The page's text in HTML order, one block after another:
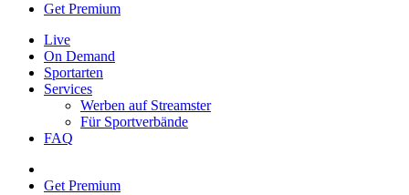
Get Premium
Live
On Demand
Sportarten
Services
Werben auf Streamster
Für Sportverbände
FAQ
Get Premium